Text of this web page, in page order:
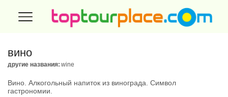
вино
другие названия: wine
Вино. Алкогольный напиток из винограда. Символ
гастрономии.